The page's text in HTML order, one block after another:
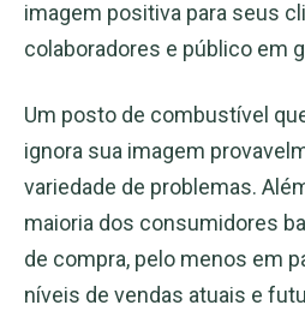
imagem positiva para seus
colaboradores e público em
Um posto de combustível
ignora sua imagem
variedade de problemas.
maioria dos consumidores
de compra, pelo menos em
níveis de vendas atuais e